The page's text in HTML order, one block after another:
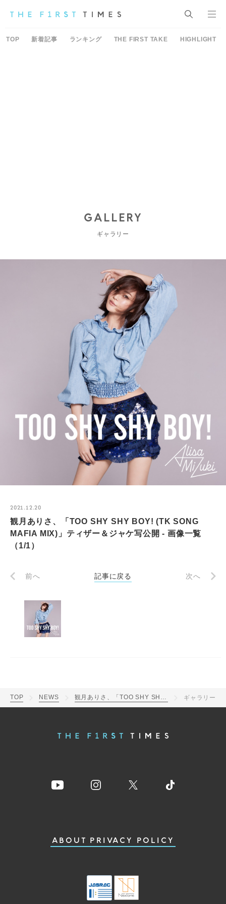
TOP 新着記事 ランキング THE FIRST TAKE HIGHLIGHT
GALLERY
ギャラリー
2021.12.20
観月ありさ、「TOO SHY SHY BOY! (TK SONG
MAFIA MIX)」ティザー＆ジャケ写公開 - 画像一覧
（1/1）
前へ 記事に戻る 次へ
TOP NEWS 観月ありさ、「TOO SHY SHY BOY! (TK SONG MAFIA MIX)」ティザー＆ジャケ写公開 ギャラリー
ABOUT PRIVACY POLICY